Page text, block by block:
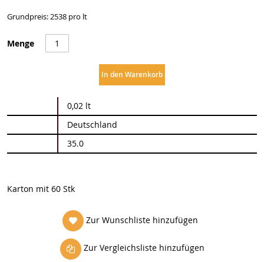
Grundpreis: 2538 pro lt
Menge
In den Warenkorb
Informationen
0,02 lt
Deutschland
35.0
Karton mit 60 Stk
Zur Wunschliste hinzufügen
Zur Vergleichsliste hinzufügen